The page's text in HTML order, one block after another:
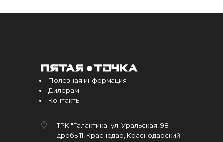
Полезная информация
Дилерам
Контакты
ТРК "Галактика" ул. Уральская, 98
дробь 11, Краснодар, Краснодарский